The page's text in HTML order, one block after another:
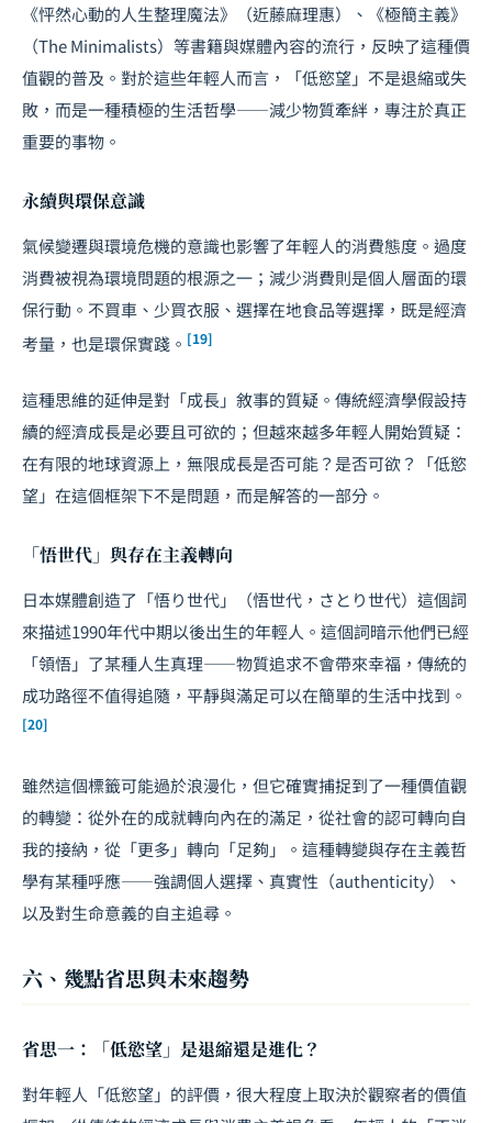
《怦然心動的人生整理魔法》（近藤麻理惠）、《極簡主義》
（The Minimalists）等書籍與媒體內容的流行，反映了這種價
值觀的普及。對於這些年輕人而言，「低慾望」不是退縮或失
敗，而是一種積極的生活哲學——減少物質牽絆，專注於真正
重要的事物。
永續與環保意識
氣候變遷與環境危機的意識也影響了年輕人的消費態度。過度
消費被視為環境問題的根源之一；減少消費則是個人層面的環
保行動。不買車、少買衣服、選擇在地食品等選擇，既是經濟
考量，也是環保實踐。 [19]
這種思維的延伸是對「成長」敘事的質疑。傳統經濟學假設持
續的經濟成長是必要且可欲的；但越來越多年輕人開始質疑：
在有限的地球資源上，無限成長是否可能？是否可欲？「低慾
望」在這個框架下不是問題，而是解答的一部分。
「悟世代」與存在主義轉向
日本媒體創造了「悟り世代」（悟世代，さとり世代）這個詞
來描述1990年代中期以後出生的年輕人。這個詞暗示他們已經
「領悟」了某種人生真理——物質追求不會帶來幸福，傳統的
成功路徑不值得追隨，平靜與滿足可以在簡單的生活中找到。
[20]
雖然這個標籤可能過於浪漫化，但它確實捕捉到了一種價值觀
的轉變：從外在的成就轉向內在的滿足，從社會的認可轉向自
我的接納，從「更多」轉向「足夠」。這種轉變與存在主義哲
學有某種呼應——強調個人選擇、真實性（authenticity）、
以及對生命意義的自主追尋。
六、幾點省思與未來趨勢
省思一：「低慾望」是退縮還是進化？
對年輕人「低慾望」的評價，很大程度上取決於觀察者的價值